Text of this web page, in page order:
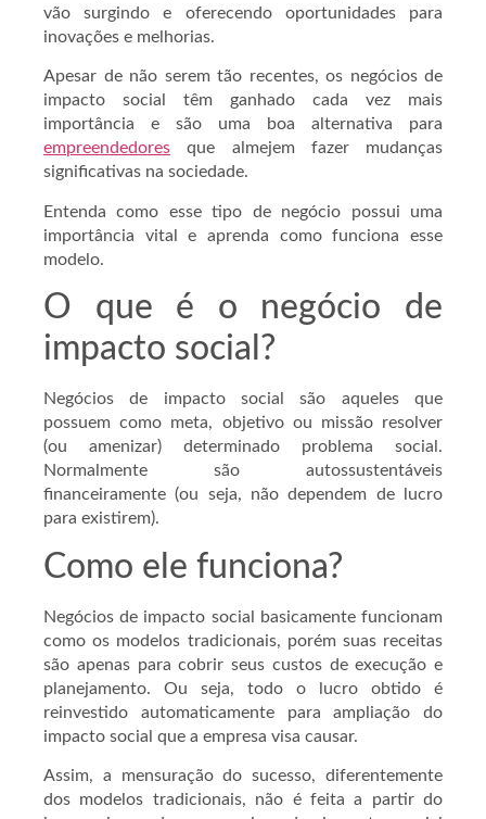
vão surgindo e oferecendo oportunidades para
inovações e melhorias.
Apesar de não serem tão recentes, os negócios de
impacto social têm ganhado cada vez mais
importância e são uma boa alternativa para
empreendedores que almejem fazer mudanças
significativas na sociedade.
Entenda como esse tipo de negócio possui uma
importância vital e aprenda como funciona esse
modelo.
O que é o negócio de
impacto social?
Negócios de impacto social são aqueles que
possuem como meta, objetivo ou missão resolver
(ou amenizar) determinado problema social.
Normalmente são autossustentáveis
financeiramente (ou seja, não dependem de lucro
para existirem).
Como ele funciona?
Negócios de impacto social basicamente funcionam
como os modelos tradicionais, porém suas receitas
são apenas para cobrir seus custos de execução e
planejamento. Ou seja, todo o lucro obtido é
reinvestido automaticamente para ampliação do
impacto social que a empresa visa causar.
Assim, a mensuração do sucesso, diferentemente
dos modelos tradicionais, não é feita a partir do